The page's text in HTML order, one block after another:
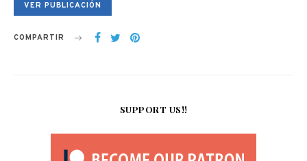
VER PUBLICACIÓN
COMPARTIR
SUPPORT US!!